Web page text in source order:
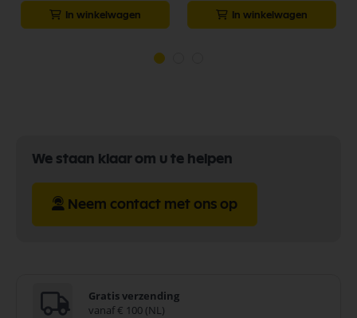
In winkelwagen In winkelwagen
We staan klaar om u te helpen
Neem contact met ons op
Gratis verzending
vanaf € 100 (NL)